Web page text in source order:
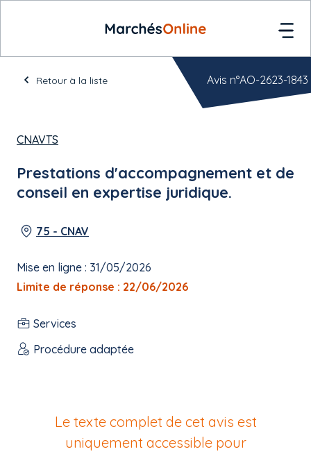
Retour à la liste
CNAVTS
Prestations d'accompagnement et de
conseil en expertise juridique.
75 - CNAV
Mise en ligne : 31/05/2026
Limite de réponse : 22/06/2026
Services
Procédure adaptée
Avis n°AO-2623-1843
Le texte complet de cet avis est
uniquement accessible pour